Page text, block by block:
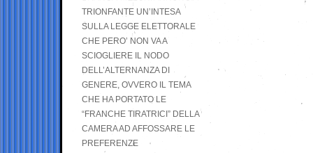
TRIONFANTE UN’INTESA
SULLA LEGGE ELETTORALE
CHE PERO’ NON VA A
SCIOGLIERE IL NODO
DELL’ALTERNANZA DI
GENERE, OVVERO IL TEMA
CHE HA PORTATO LE
“FRANCHE TIRATRICI” DELLA
CAMERA AD AFFOSSARE LE
PREFERENZE